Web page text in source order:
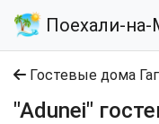
Поехали-на-
Гостевые дома
"Adunei"